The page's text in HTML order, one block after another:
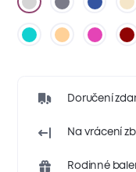
Doručení
Na vrácení
Rodinné